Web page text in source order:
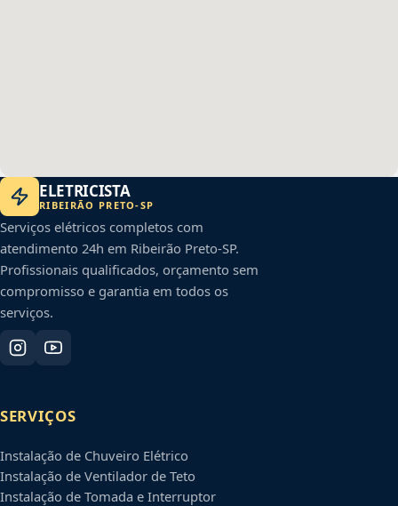
ELETRICISTA
RIBEIRÃO PRETO-SP
Serviços elétricos completos com
atendimento 24h em Ribeirão Preto-SP.
Profissionais qualificados, orçamento sem
compromisso e garantia em todos os
serviços.
SERVIÇOS
Instalação de Chuveiro Elétrico
Instalação de Ventilador de Teto
Instalação de Tomada e Interruptor